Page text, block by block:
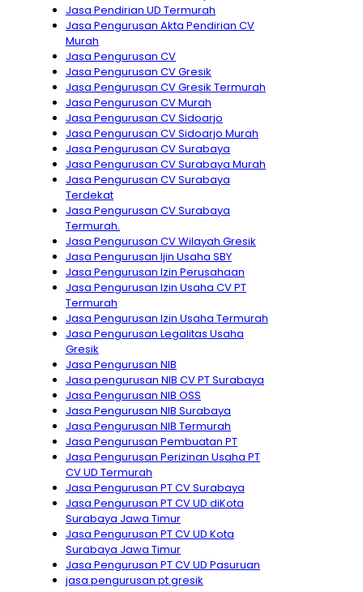
Jasa Pendirian UD Termurah
Jasa Pengurusan Akta Pendirian CV
Murah
Jasa Pengurusan CV
Jasa Pengurusan CV Gresik
Jasa Pengurusan CV Gresik Termurah
Jasa Pengurusan CV Murah
Jasa Pengurusan CV Sidoarjo
Jasa Pengurusan CV Sidoarjo Murah
Jasa Pengurusan CV Surabaya
Jasa Pengurusan CV Surabaya Murah
Jasa Pengurusan CV Surabaya
Terdekat
Jasa Pengurusan CV Surabaya
Termurah.
Jasa Pengurusan CV Wilayah Gresik
Jasa Pengurusan Ijin Usaha SBY
Jasa Pengurusan Izin Perusahaan
Jasa Pengurusan Izin Usaha CV PT
Termurah
Jasa Pengurusan Izin Usaha Termurah
Jasa Pengurusan Legalitas Usaha
Gresik
Jasa Pengurusan NIB
Jasa pengurusan NIB CV PT Surabaya
Jasa Pengurusan NIB OSS
Jasa Pengurusan NIB Surabaya
Jasa Pengurusan NIB Termurah
Jasa Pengurusan Pembuatan PT
Jasa Pengurusan Perizinan Usaha PT
CV UD Termurah
Jasa Pengurusan PT CV Surabaya
Jasa Pengurusan PT CV UD diKota
Surabaya Jawa Timur
Jasa Pengurusan PT CV UD Kota
Surabaya Jawa Timur
Jasa Pengurusan PT CV UD Pasuruan
jasa pengurusan pt gresik